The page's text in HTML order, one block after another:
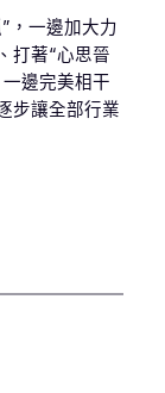
，一邊加大力
打著“心思晉
邊完美相干
步讓全部行業